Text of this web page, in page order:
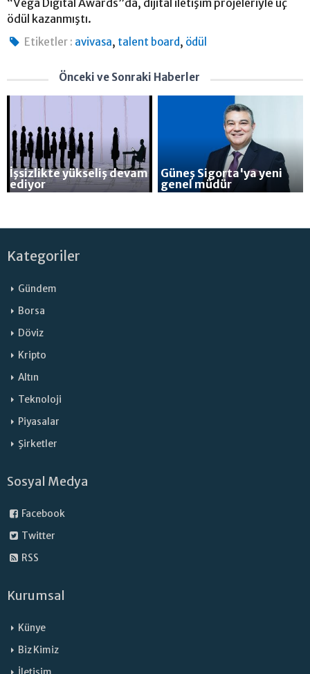
ödül kazanmıştı.
Etiketler : avivasa, talent board, ödül
Önceki ve Sonraki Haberler
İşsizlikte yükseliş devam
ediyor
Güneş Sigorta'ya yeni
genel müdür
Kategoriler
Gündem
Borsa
Döviz
Kripto
Altın
Teknoloji
Piyasalar
Şirketler
Sosyal Medya
Facebook
Twitter
RSS
Kurumsal
Künye
Biz Kimiz